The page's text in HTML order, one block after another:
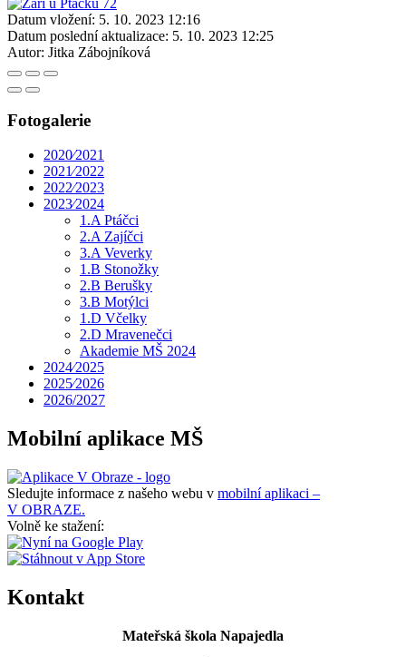
Datum vložení: 5. 10. 2023 12:16
Datum poslední aktualizace: 5. 10. 2023 12:25
Autor: Jitka Zábojníková
Fotogalerie
2020⁄2021
2021⁄2022
2022⁄2023
2023⁄2024
1.A Ptáčci
2.A Zajíčci
3.A Veverky
1.B Stonožky
2.B Berušky
3.B Motýlci
1.D Včelky
2.D Mravenečci
Akademie MŠ 2024
2024⁄2025
2025⁄2026
2026/2027
Mobilní aplikace MŠ
Sledujte informace z našeho webu v mobilní aplikaci –
V OBRAZE.
Volně ke stažení:
Kontakt
Mateřská škola Napajedla